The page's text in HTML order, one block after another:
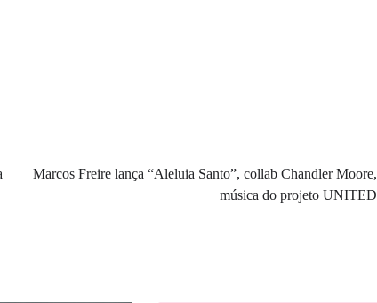
Marcos Freire lança “Aleluia Santo”, collab Chandler Moore,
música do projeto UNITED